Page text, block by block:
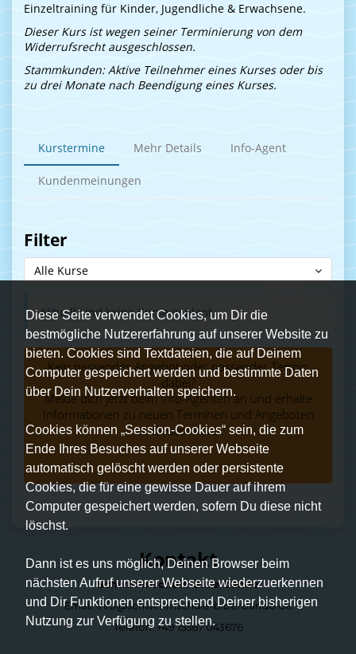
Diese Seite verwendet Cookies, um Dir die
bestmögliche Nutzererfahrung auf unserer Website zu
bieten. Cookies sind Textdateien, die auf Deinem
Computer gespeichert werden und bestimmte Daten
über Dein Nutzerverhalten speichern.
Cookies können „Session-Cookies“ sein, die zum
Ende Ihres Besuches auf unserer Webseite
automatisch gelöscht werden oder persistente
Cookies, die für eine gewisse Dauer auf ihrem
Computer gespeichert werden, sofern Du diese nicht
löschst.
Dann ist es uns möglich, Deinen Browser beim
nächsten Aufruf unserer Webseite wiederzuerkennen
und Dir Funktionen entsprechend Deiner bisherigen
Nutzung zur Verfügung zu stellen.
Einzeltraining für Kinder, Jugendliche & Erwachsene.
Dieser Kurs ist wegen seiner Terminierung von dem
Widerrufsrecht ausgeschlossen.
Stammkunden: Aktive Teilnehmer eines Kurses oder bis
zu drei Monate nach Beendigung eines Kurses.
Kurstermine Mehr Details Info-Agent
Kundenmeinungen
Filter
Alle Kurse
Aktuell sind keine Kurse geplant.
Kein passendes Angebot oder passender Termin
dabei?
Melde dich jetzt beim Info-Agenten an und erhalte
Informationen zu neuen Terminen und Angeboten
zu diesem Kurs.
zum Info-Agent
Kontakt
Schwimmschule Biberbande
Email: info@schwimmschule-biberbande.de
Telefon: +49 15567 043676